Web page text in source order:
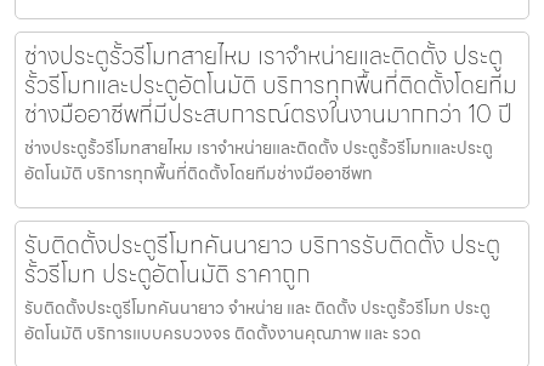
ช่างประตูรั้วรีโมทสายไหม เราจำหน่ายและติดตั้ง ประตู
รั้วรีโมทและประตูอัตโนมัติ บริการทุกพื้นที่ติดตั้งโดยทีม
ช่างมืออาชีพที่มีประสบการณ์ตรงในงานมากกว่า 10 ปี
ช่างประตูรั้วรีโมทสายไหม เราจำหน่ายและติดตั้ง ประตูรั้วรีโมทและประตู
อัตโนมัติ บริการทุกพื้นที่ติดตั้งโดยทีมช่างมืออาชีพท
รับติดตั้งประตูรีโมทคันนายาว บริการรับติดตั้ง ประตู
รั้วรีโมท ประตูอัตโนมัติ ราคาถูก
รับติดตั้งประตูรีโมทคันนายาว จำหน่าย และ ติดตั้ง ประตูรั้วรีโมท ประตู
อัตโนมัติ บริการแบบครบวงจร ติดตั้งงานคุณภาพ และ รวด